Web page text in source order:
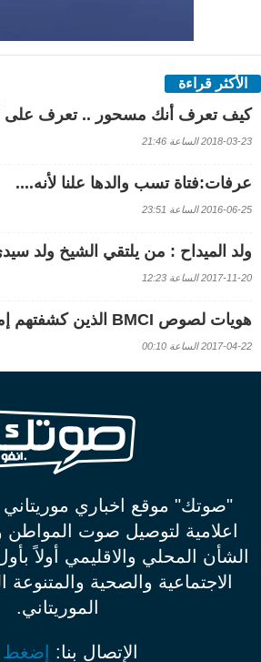
الأكثر قراءة
كيف تعرف أنك مسحور .. تعرف على
2018-03-23 الساعة 21:46
عرفات:فتاة تسب والدها علنا لأنه....
2016-06-25 الساعة 23:51
ولد الميداح : من يلتقي الشيخ ولد
2017-11-20 الساعة 12:23
هويات لصوص BMCI الذين كشفتهم إمرأة
2017-04-22 الساعة 00:10
"صوتك" موقع اخباري
اعلامية لتوصيل صوت المواطن
الشأن المحلي والاقليمي أولاً
الاجتماعية والصحية والمتنوعة
الموريتاني.
الإتصال بنا: إضغط